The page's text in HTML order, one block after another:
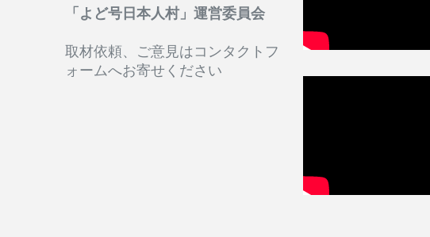
「よど号日本人村」運営委員会
取材依頼、ご意見はコンタクトフ
ォームへお寄せください